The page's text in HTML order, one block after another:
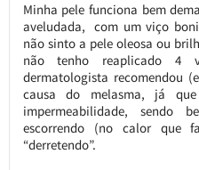
Minha pele funciona bem
aveludada, com um viço
não sinto a pele oleosa ou
não tenho reaplicado 4
dermatologista recomendou
causa do melasma, já
impermeabilidade, sendo
escorrendo (no calor que
“derretendo”.